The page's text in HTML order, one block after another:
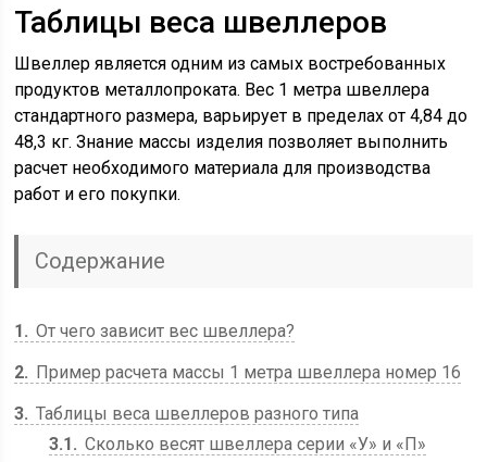
Таблицы веса швеллеров
Швеллер является одним из самых востребованных
продуктов металлопроката. Вес 1 метра швеллера
стандартного размера, варьирует в пределах от 4,84 до
48,3 кг. Знание массы изделия позволяет выполнить
расчет необходимого материала для производства
работ и его покупки.
Содержание
1
От чего зависит вес швеллера?
2
Пример расчета массы 1 метра швеллера номер 16
3 Таблицы веса швеллеров разного типа
3.1
Сколько весят швеллера серии «У» и «П»